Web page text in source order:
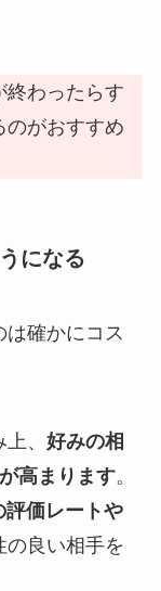
終わったらす
のがおすすめ
になる
確かにコス
、 好みの相
高まります。
評価レートや
の良い相手を